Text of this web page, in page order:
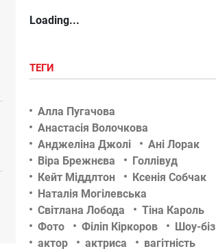
Loading...
ТЕГИ
Алла Пугачова
Анастасія Волочкова
Анджеліна Джолі
Ані Лорак
Віра Брежнєва
Голлівуд
Кейт Міддлтон
Ксенія Собчак
Наталія Могілевська
Світлана Лобода
Тіна Кароль
Фото
Філіп Кіркоров
Шоу-біз
актор
актриса
вагітність